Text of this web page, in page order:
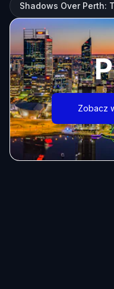
Shadows Over Perth:
Zobacz